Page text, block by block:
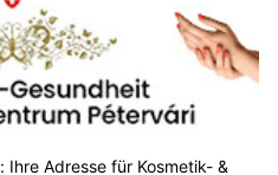
Adresse für Kosmetik- &